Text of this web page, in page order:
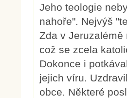
Jeho teologie
nahoře". Nejvýš
Zda v Jeruzalémě
což se zcela
Dokonce i
jejich víru.
obce. Některé